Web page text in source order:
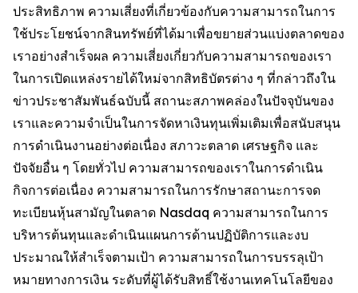
ประสิทธิภาพ ความเสี่ยงที่เกี่ยวข้องกับความสามารถในการ
ใช้ประโยชน์จากสินทรัพย์ที่ได้มาเพื่อขยายส่วนแบ่งตลาดของ
เราอย่างสำเร็จผล ความเสี่ยงเกี่ยวกับความสามารถของเรา
ในการเปิดแหล่งรายได้ใหม่จากสิทธิบัตรต่าง ๆ ที่กล่าวถึงใน
ข่าวประชาสัมพันธ์ฉบับนี้ สถานะสภาพคล่องในปัจจุบันของ
เราและความจำเป็นในการจัดหาเงินทุนเพิ่มเติมเพื่อสนับสนุน
การดำเนินงานอย่างต่อเนื่อง สภาวะตลาด เศรษฐกิจ และ
ปัจจัยอื่น ๆ โดยทั่วไป ความสามารถของเราในการดำเนิน
กิจการต่อเนื่อง ความสามารถในการรักษาสถานะการจด
ทะเบียนหุ้นสามัญในตลาด Nasdaq ความสามารถในการ
บริหารต้นทุนและดำเนินแผนการด้านปฏิบัติการและงบ
ประมาณให้สำเร็จตามเป้า ความสามารถในการบรรลุเป้า
หมายทางการเงิน ระดับที่ผู้ได้รับสิทธิ์ใช้งานเทคโนโลยีของ